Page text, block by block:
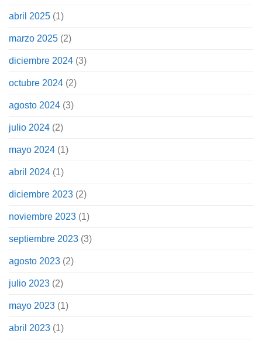
abril 2025 (1)
marzo 2025 (2)
diciembre 2024 (3)
octubre 2024 (2)
agosto 2024 (3)
julio 2024 (2)
mayo 2024 (1)
abril 2024 (1)
diciembre 2023 (2)
noviembre 2023 (1)
septiembre 2023 (3)
agosto 2023 (2)
julio 2023 (2)
mayo 2023 (1)
abril 2023 (1)